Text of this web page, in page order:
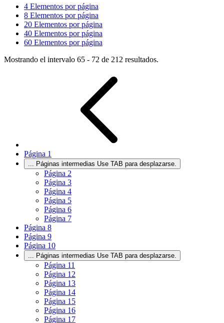
4 Elementos por página
8 Elementos por página
20 Elementos por página
40 Elementos por página
60 Elementos por página
Mostrando el intervalo 65 - 72 de 212 resultados.
Página 1
Páginas intermedias Use TAB para desplazarse.
Página 2
Página 3
Página 4
Página 5
Página 6
Página 7
Página 8
Página 9
Página 10
Páginas intermedias Use TAB para desplazarse.
Página 11
Página 12
Página 13
Página 14
Página 15
Página 16
Página 17